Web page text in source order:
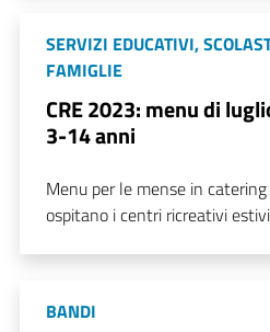
SERVIZI EDUCATIVI,
FAMIGLIE
CRE 2023: menu di
3-14 anni
Menu per le mense in
ospitano i centri ricreativi
BANDI